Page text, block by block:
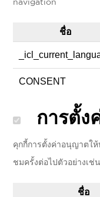
ชื่อ
CONSENT
การตั้ง
คุกกี้การตั้งค่าอนุญาตใ
ชมครั้งต่อไปตัวอย่างเช่
ชื่อ